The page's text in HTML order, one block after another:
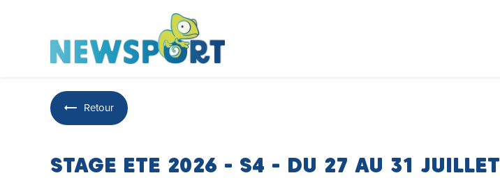
Retour
STAGE ETE 2026 - S4 - DU 27 AU 31 JUILLET